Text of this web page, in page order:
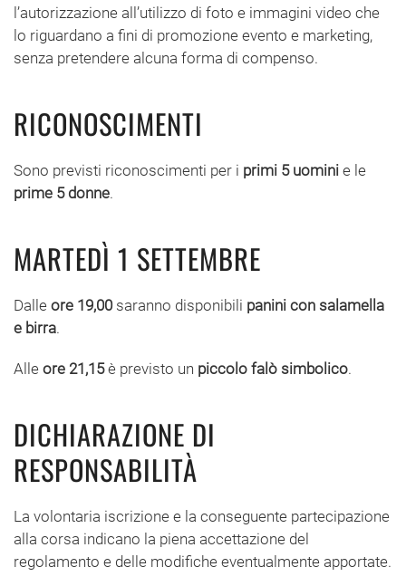
l’autorizzazione all’utilizzo di foto e immagini video che
lo riguardano a fini di promozione evento e marketing,
senza pretendere alcuna forma di compenso.
RICONOSCIMENTI
Sono previsti riconoscimenti per i primi 5 uomini e le
prime 5 donne.
MARTEDÌ 1 SETTEMBRE
Dalle ore 19,00 saranno disponibili panini con salamella
e birra.
Alle ore 21,15è previsto un piccolo falò simbolico.
DICHIARAZIONE DI
RESPONSABILITÀ
La volontaria iscrizione e la conseguente partecipazione
alla corsa indicano la piena accettazione del
regolamento e delle modifiche eventualmente apportate.